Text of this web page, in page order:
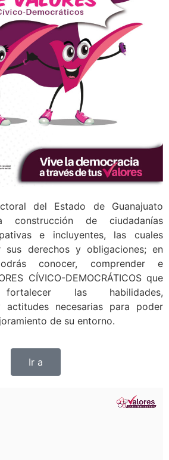
del Estado de Guanajuato
construcción de ciudadanías
e incluyentes, las cuales
sus derechos y obligaciones; en
conocer, comprender e
CÍVICO-DEMOCRÁTICOS que
las habilidades,
actitudes necesarias para poder
de su entorno.
Ir a